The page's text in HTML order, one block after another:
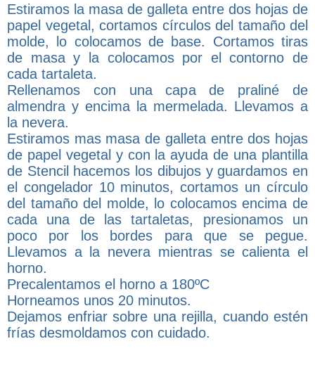
Estiramos la masa de galleta entre dos hojas de
papel vegetal, cortamos círculos del tamaño del
molde, lo colocamos de base. Cortamos tiras
de masa y la colocamos por el contorno de
cada tartaleta.
Rellenamos con una capa de praliné de
almendra y encima la mermelada. Llevamos a
la nevera.
Estiramos mas masa de galleta entre dos hojas
de papel vegetal y con la ayuda de una plantilla
de Stencil hacemos los dibujos y guardamos en
el congelador 10 minutos, cortamos un círculo
del tamaño del molde, lo colocamos encima de
cada una de las tartaletas, presionamos un
poco por los bordes para que se pegue.
Llevamos a la nevera mientras se calienta el
horno.
Precalentamos el horno a 180ºC
Horneamos unos 20 minutos.
Dejamos enfriar sobre una rejilla, cuando estén
frías desmoldamos con cuidado.